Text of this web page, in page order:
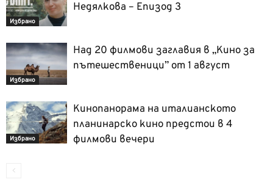
Избрано
Недялкова – Епизод 3
Избрано
Над 20 филмови заглавия в „Кино за
пътешественици” от 1 август
Избрано
Кинопанорама на италианското
планинарско кино предстои в 4
филмови вечери